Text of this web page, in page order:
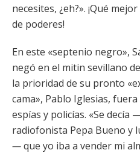
necesites, ¿eh?». ¡Qué
de poderes!
En este «septenio negro»,
negó en el mitin sevillano
la prioridad de su pronto
cama», Pablo Iglesias,
espías y policías. «Se decía
radiofonista Pepa Bueno y
—que yo iba a vender mi